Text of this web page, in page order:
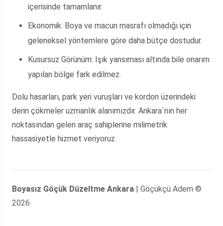
içerisinde tamamlanır.
Ekonomik: Boya ve macun masrafı olmadığı için
geleneksel yöntemlere göre daha bütçe dostudur.
Kusursuz Görünüm: Işık yansıması altında bile onarım
yapılan bölge fark edilmez.
Dolu hasarları, park yeri vuruşları ve kordon üzerindeki
derin çökmeler uzmanlık alanımızdır. Ankara`nın her
noktasından gelen araç sahiplerine milimetrik
hassasiyetle hizmet veriyoruz.
Boyasız Göçük Düzeltme Ankara | Göçükçü Adem ©
2026